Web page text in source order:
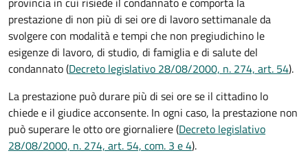
prestazione di non più di sei ore di lavoro settimanale da
svolgere con modalità e tempi che non pregiudichino le
esigenze di lavoro, di studio, di famiglia e di salute del
condannato (Decreto legislativo 28/08/2000, n. 274, art. 54).
La prestazione può durare più di sei ore se il cittadino lo
chiede e il giudice acconsente. In ogni caso, la prestazione non
può superare le otto ore giornaliere (Decreto legislativo
28/08/2000, n. 274, art. 54, com. 3 e 4).